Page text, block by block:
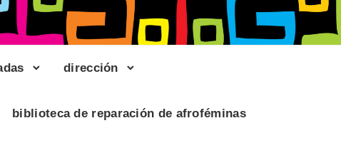
dirección
biblioteca de reparación de afroféminas